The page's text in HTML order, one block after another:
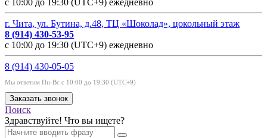
с 10:00 до 19:30 (UTC+9) ежедневно
г. Чита, ул. Бутина, д.48, ТЦ «Шоколад», цокольный этаж
8 (914) 430-53-95
с 10:00 до 19:30 (UTC+9) ежедневно
8 (914) 430-05-05
Мы ответим Пн-Вс с 10:00 до 19:30 (UTC+9)
Заказать звонок
Поиск
Здравствуйте! Что вы ищете?